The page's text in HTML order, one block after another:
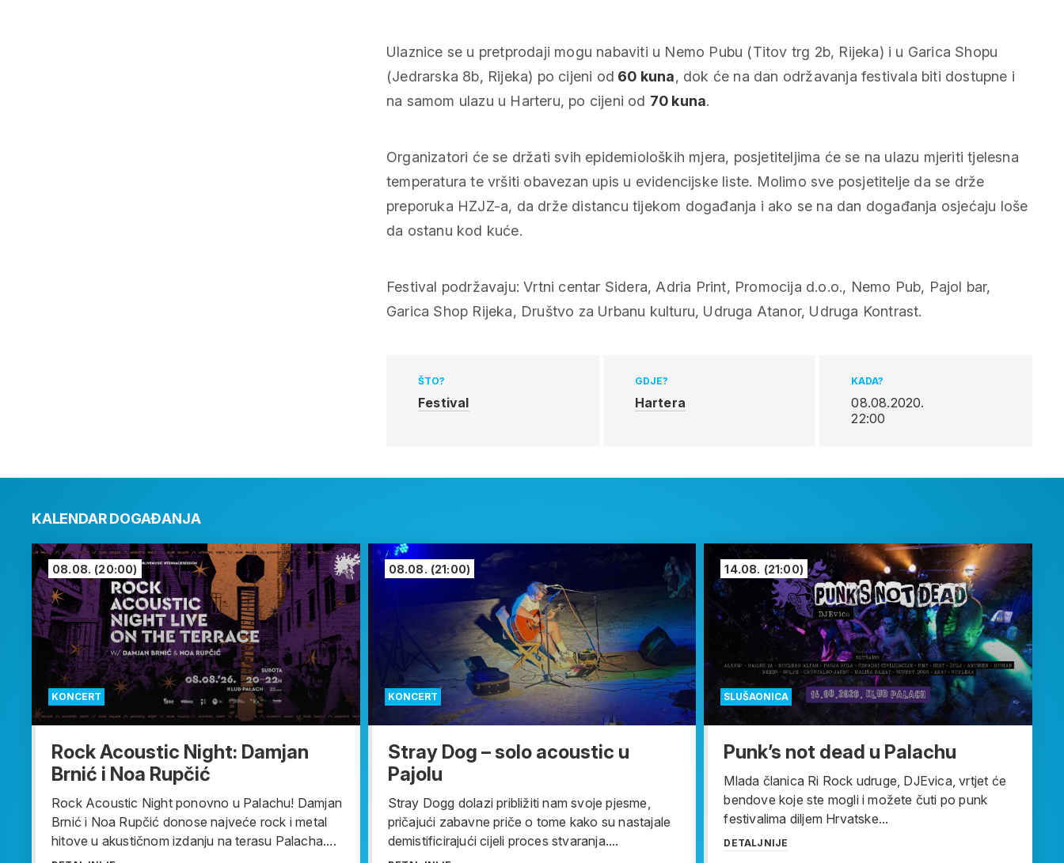
Ulaznice se u pretprodaji mogu nabaviti u Nemo Pubu (Titov trg 2b, Rijeka) i u Garica Shopu
(Jedrarska 8b, Rijeka) po cijeni od 60 kuna, dok će na dan održavanja festivala biti dostupne i
na samom ulazu u Harteru, po cijeni od 70 kuna.
Organizatori će se držati svih epidemioloških mjera, posjetiteljima će se na ulazu mjeriti tjelesna
temperatura te vršiti obavezan upis u evidencijske liste. Molimo sve posjetitelje da se drže
preporuka HZJZ-a, da drže distancu tijekom događanja i ako se na dan događanja osjećaju loše
da ostanu kod kuće.
Festival podržavaju: Vrtni centar Sidera, Adria Print, Promocija d.o.o., Nemo Pub, Pajol bar,
Garica Shop Rijeka, Društvo za Urbanu kulturu, Udruga Atanor, Udruga Kontrast.
ŠTO?
Festival
GDJE?
Hartera
KADA?
08.08.2020.
22:00
KALENDAR DOGAĐANJA
KONCERT
08.08. (20:00)
Rock Acoustic Night: Damjan
Brnić i Noa Rupčić
Rock Acoustic Night ponovno u Palachu! Damjan
Brnić i Noa Rupčić donose najveće rock i metal
hitove u akustičnom izdanju na terasu Palacha....
KONCERT
08.08. (21:00)
Stray Dog – solo acoustic u
Pajolu
Stray Dogg dolazi približiti nam svoje pjesme,
pričajući zabavne priče o tome kako su nastajale
demistificirajući cijeli proces stvaranja....
SLUŠAONICA
14.08. (21:00)
Punk’s not dead u Palachu
Mlada članica Ri Rock udruge, DJEvica, vrtjet će
bendove koje ste mogli i možete čuti po punk
festivalima diljem Hrvatske...
DETALJNIJE